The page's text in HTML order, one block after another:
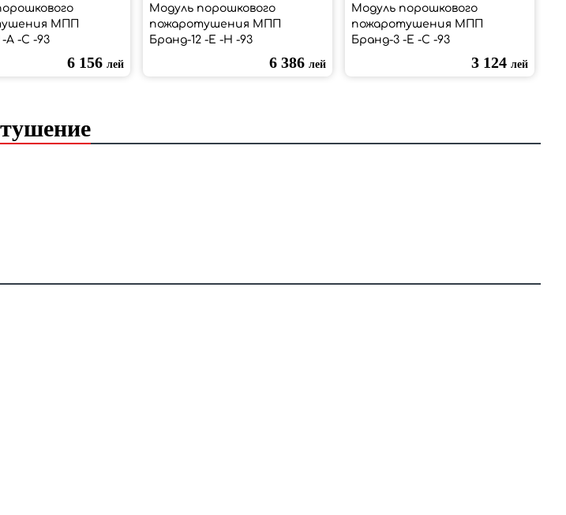
МПП
-А -С -93
6 156 лей
Модуль порошкового
пожаротушения МПП
Бранд-12 -Е -Н -93
6 386 лей
Модуль порошкового
пожаротушения МПП
Бранд-3 -Е -С -93
3 124 лей